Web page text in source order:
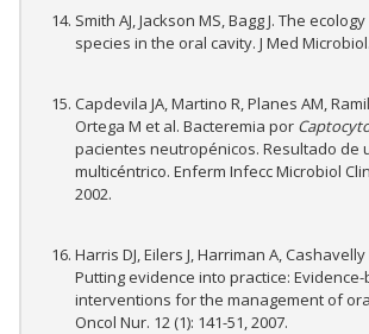
Smith AJ, Jackson MS, Bagg J. The
species in the oral cavity. J Med
Capdevila JA, Martino R, Planes AM,
Ortega M et al. Bacteremia por
pacientes neutropénicos. Resultado de
multicéntrico. Enferm Infecc Microbiol
2002.
Harris DJ, Eilers J, Harriman A, Cashavelly
Putting evidence into practice:
interventions for the management of
Oncol Nur. 12 (1): 141-51, 2007.